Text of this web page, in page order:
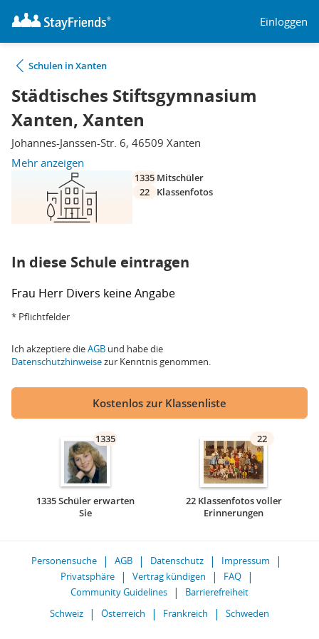
Einloggen
Schulen in Xanten
Städtisches Stiftsgymnasium
Xanten, Xanten
Johannes-Janssen-Str. 6, 46509 Xanten
Mehr anzeigen
1335 Mitschüler
22
Klassenfotos
In diese Schule eintragen
Frau Herr Divers keine Angabe
* Pflichtfelder
Ich akzeptiere dieAGB und habe die
Datenschutzhinweisezur Kenntnis genommen.
Kostenlos zur Klassenliste
1335
1335 Schüler erwarten
Sie
22
22 Klassenfotos voller
Erinnerungen
Personensuche AGB Datenschutz
Impressum
Privatsphäre
Vertrag kündigen
FAQ
Community Guidelines
Barrierefreiheit
Schweiz
Österreich Frankreich Schweden